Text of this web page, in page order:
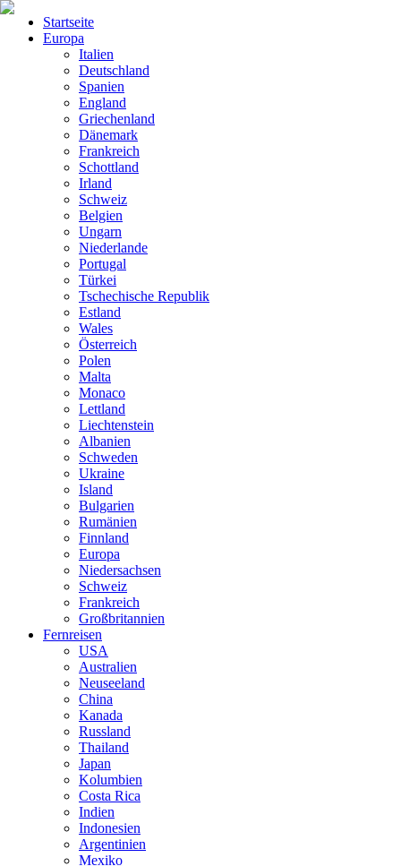
Startseite
Europa
Italien
Deutschland
Spanien
England
Griechenland
Dänemark
Frankreich
Schottland
Irland
Schweiz
Belgien
Ungarn
Niederlande
Portugal
Türkei
Tschechische Republik
Estland
Wales
Österreich
Polen
Malta
Monaco
Lettland
Liechtenstein
Albanien
Schweden
Ukraine
Island
Bulgarien
Rumänien
Finnland
Europa
Niedersachsen
Schweiz
Frankreich
Großbritannien
Fernreisen
USA
Australien
Neuseeland
China
Kanada
Russland
Thailand
Japan
Kolumbien
Costa Rica
Indien
Indonesien
Argentinien
Mexiko